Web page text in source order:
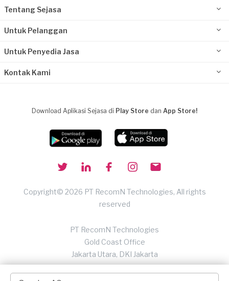
Tentang Sejasa
Untuk Pelanggan
Untuk Penyedia Jasa
Kontak Kami
Download Aplikasi Sejasa di Play Store dan App Store!
Copyright© 2026 PT RecomN Technologies, All rights
reserved
PT RecomN Technologies
Gold Coast Office
Jakarta Utara, DKI Jakarta